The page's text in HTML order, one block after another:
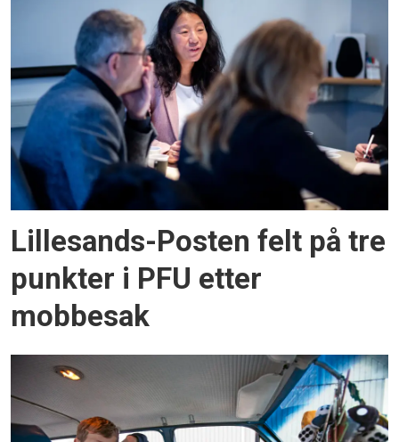
Lillesands-Posten felt på tre
punkter i PFU etter
mobbesak